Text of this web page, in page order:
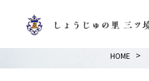
HOME >